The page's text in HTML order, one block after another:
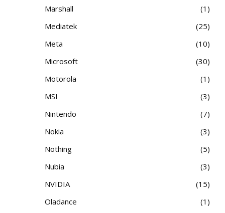
Marshall
1
Mediatek
25
Meta
10
Microsoft
30
Motorola
1
MSI
3
Nintendo
7
Nokia
3
Nothing
5
Nubia
3
NVIDIA
15
Oladance
1